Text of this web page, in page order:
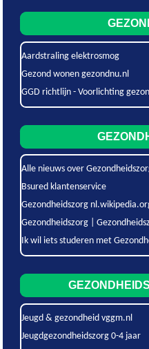
Aardstraling elektrosmog
Gezond wonen gezondnu.nl
GGD richtlijn - Voorlichting
Alle nieuws over
Bsured klantenservice
Gezondheidszorg
Gezondheidszorg |
Ik wil iets studeren met
Jeugd & gezondheid vggm.nl
Jeugdgezondheidszorg 0-4 jaar